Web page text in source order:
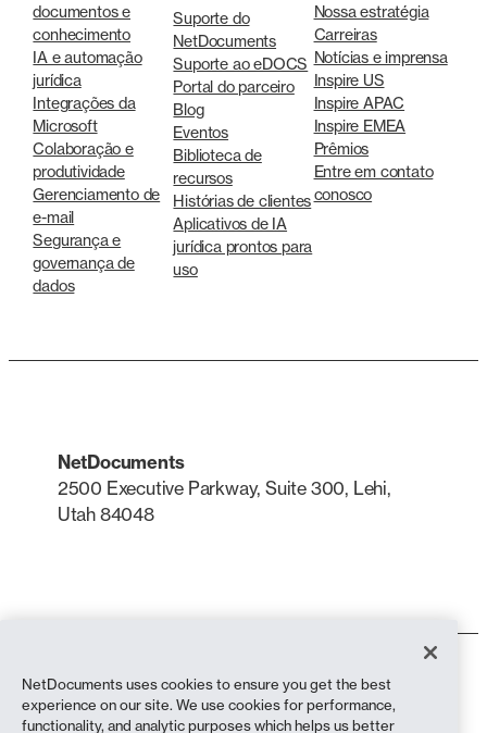
documentos e
conhecimento
IA e automação
jurídica
Integrações da
Microsoft
Colaboração e
produtividade
Gerenciamento de
e-mail
Segurança e
governança de
dados
Suporte do
NetDocuments
Suporte ao eDOCS
Portal do parceiro
Blog
Eventos
Biblioteca de
recursos
Histórias de clientes
Aplicativos de IA
jurídica prontos para
uso
Nossa estratégia
Carreiras
Notícias e imprensa
Inspire US
Inspire APAC
Inspire EMEA
Prêmios
Entre em contato
conosco
NetDocuments
2500 Executive Parkway, Suite 300, Lehi,
Utah 84048
Política de Privacidade
Política de privacidade (residentes na Califórnia)
NetDocuments uses cookies to ensure you get the best
experience on our site. We use cookies for performance,
functionality, and analytic purposes which helps us better